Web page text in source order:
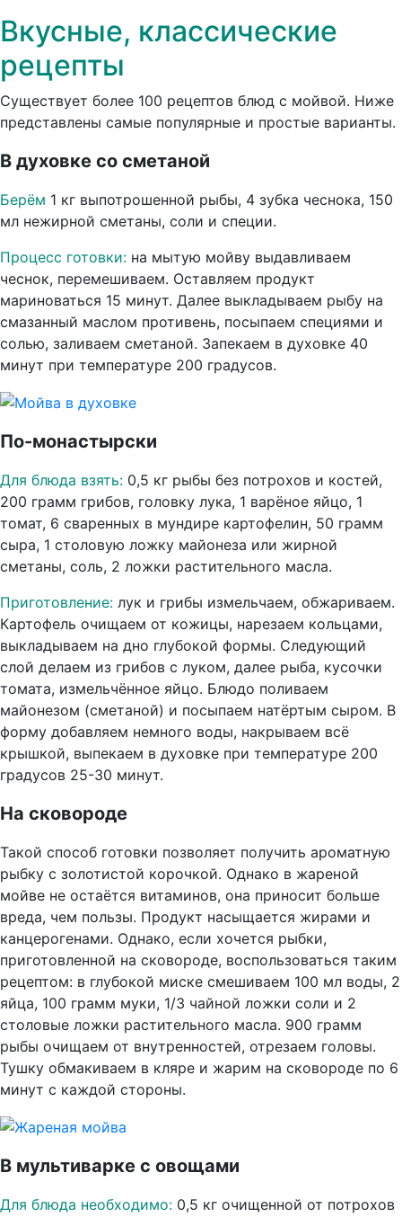
Вкусные, классические
рецепты
Существует более 100 рецептов блюд с мойвой. Ниже
представлены самые популярные и простые варианты.
В духовке со сметаной
Берём 1 кг выпотрошенной рыбы, 4 зубка чеснока, 150
мл нежирной сметаны, соли и специи.
Процесс готовки: на мытую мойву выдавливаем
чеснок, перемешиваем. Оставляем продукт
мариноваться 15 минут. Далее выкладываем рыбу на
смазанный маслом противень, посыпаем специями и
солью, заливаем сметаной. Запекаем в духовке 40
минут при температуре 200 градусов.
По-монастырски
Для блюда взять: 0,5 кг рыбы без потрохов и костей,
200 грамм грибов, головку лука, 1 варёное яйцо, 1
томат, 6 сваренных в мундире картофелин, 50 грамм
сыра, 1 столовую ложку майонеза или жирной
сметаны, соль, 2 ложки растительного масла.
Приготовление: лук и грибы измельчаем, обжариваем.
Картофель очищаем от кожицы, нарезаем кольцами,
выкладываем на дно глубокой формы. Следующий
слой делаем из грибов с луком, далее рыба, кусочки
томата, измельчённое яйцо. Блюдо поливаем
майонезом (сметаной) и посыпаем натёртым сыром. В
форму добавляем немного воды, накрываем всё
крышкой, выпекаем в духовке при температуре 200
градусов 25-30 минут.
На сковороде
Такой способ готовки позволяет получить ароматную
рыбку с золотистой корочкой. Однако в жареной
мойве не остаётся витаминов, она приносит больше
вреда, чем пользы. Продукт насыщается жирами и
канцерогенами. Однако, если хочется рыбки,
приготовленной на сковороде, воспользоваться таким
рецептом: в глубокой миске смешиваем 100 мл воды, 2
яйца, 100 грамм муки, 1/3 чайной ложки соли и 2
столовые ложки растительного масла. 900 грамм
рыбы очищаем от внутренностей, отрезаем головы.
Тушку обмакиваем в кляре и жарим на сковороде по 6
минут с каждой стороны.
В мультиварке с овощами
Для блюда необходимо: 0,5 кг очищенной от потрохов